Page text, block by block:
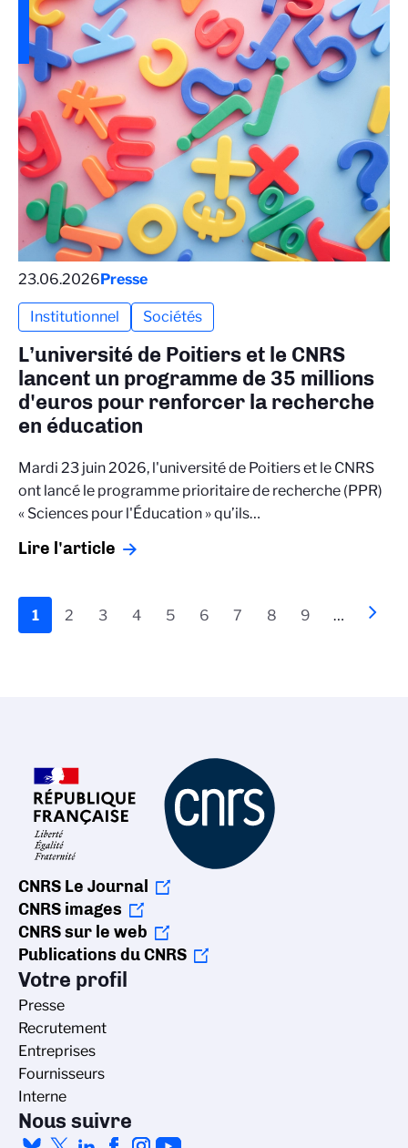
23.06.2026Presse
Institutionnel Sociétés
L’université de Poitiers et le CNRS
lancent un programme de 35 millions
d'euros pour renforcer la recherche
en éducation
Mardi 23 juin 2026, l'université de Poitiers et le CNRS
ont lancé le programme prioritaire de recherche (PPR)
« Sciences pour l'Éducation » qu’ils…
Lire l'article
Pagination
Page
actuelle
1 Page
2 Page
3 Page
4 Page
5 Page
6 Page
7 Page
8 Page
9 …
Page
››
CNRS Le Journal
CNRS images
CNRS sur le web
Publications du CNRS
Votre profil
Presse
Recrutement
Entreprises
Fournisseurs
Interne
Nous suivre